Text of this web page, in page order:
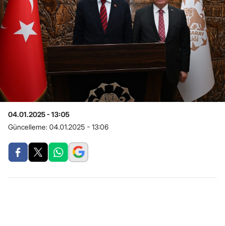
04.01.2025 - 13:05
Güncelleme: 04.01.2025 - 13:06